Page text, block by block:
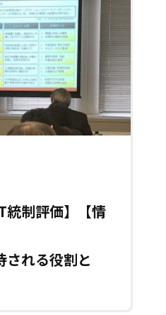
統制評価】【情
される役割と